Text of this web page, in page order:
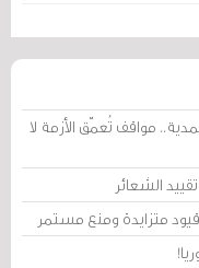
مواقف تُعمّق الأزمة لا
الشعائر
متزايدة ومنع مستمر